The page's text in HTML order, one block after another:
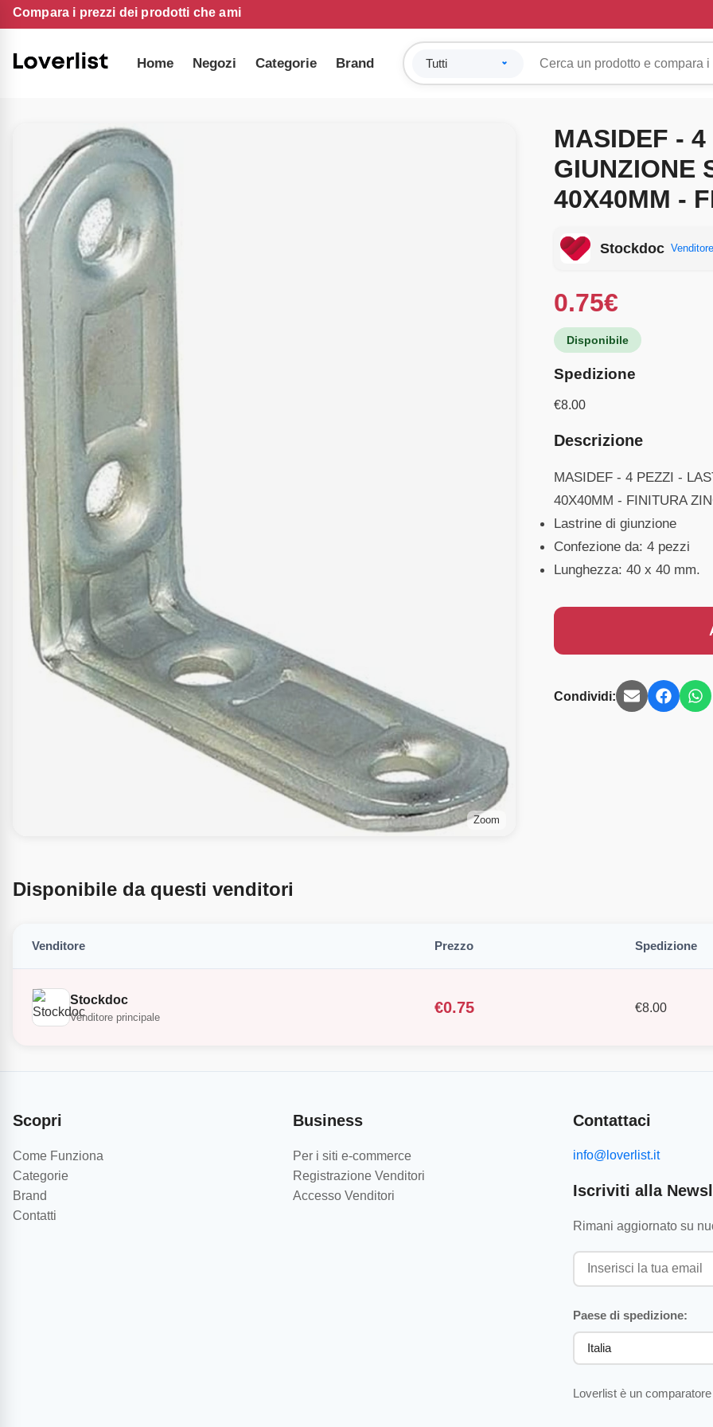
Compara i prezzi dei prodotti che ami
Home Negozi Categorie Brand
Zoom
MASIDEF -
GIUNZIONE
40X40MM -
Stockdoc
0.75€
Disponibile
Spedizione
€8.00
Descrizione
MASIDEF - 4 PEZZI -
40X40MM - FINITURA
Lastrine di giunzione
Confezione da: 4 pezzi
Lunghezza: 40 x 40 mm.
Condividi:
Disponibile da questi venditori
Venditore Prezzo Spedizione
Stockdoc
Venditore principale
€0.75 €8.00
Scopri
Come Funziona
Categorie
Brand
Contatti
Business
Per i siti e-commerce
Registrazione Venditori
Accesso Venditori
Contattaci
info@loverlist.it
Iscriviti alla
Rimani aggiornato su
Paese di spedizione:
Loverlist è un